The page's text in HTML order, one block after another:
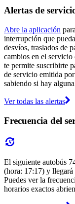
Alertas de
Abre la aplicación
interrupción que
desvíos, traslados de
cambios en el servicio
te permite suscribirte
de servicio emitida
sabiendo si hay
Ver todas las alertas
Frecuencia del
El siguiente autobús
(hora: 17:17) y
Puedes ver la
horarios exactos